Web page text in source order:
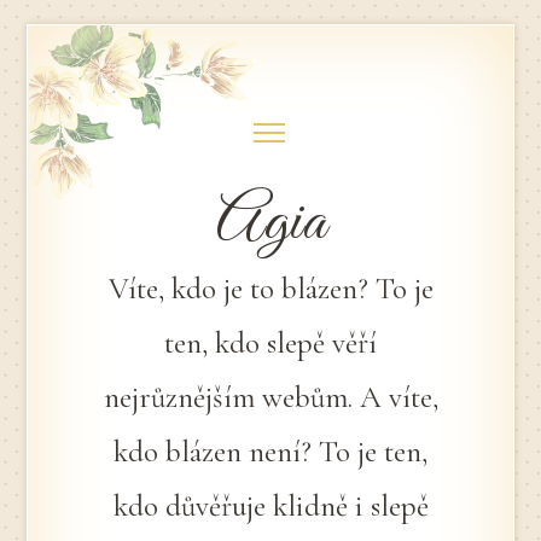
Skip
to
content
Agia
Víte, kdo je to blázen? To je
ten, kdo slepě věří
nejrůznějším webům. A víte,
kdo blázen není? To je ten,
kdo důvěřuje klidně i slepě